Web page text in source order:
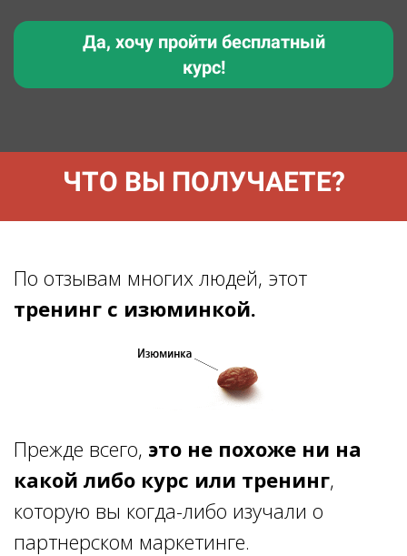
Да, хочу пройти бесплатный
курс!
ЧТО ВЫ ПОЛУЧАЕТЕ?
По отзывам многих людей, этот
тренинг с изюминкой.
Прежде всего, это не похоже ни на
какой либо курс или тренинг,
которую вы когда-либо изучали о
партнерском маркетинге.